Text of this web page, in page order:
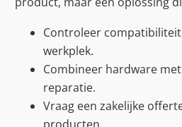
Controleer
werkplek.
Combineer hardware
reparatie.
Vraag een zakelijke
producten.